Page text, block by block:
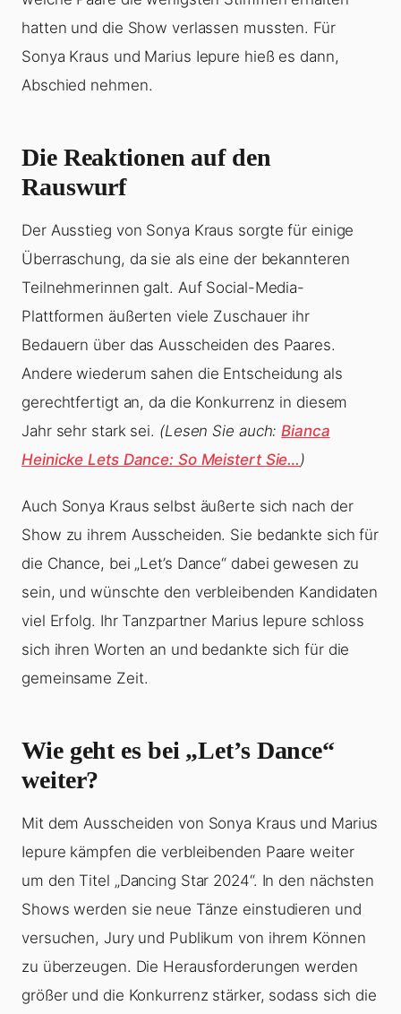
hatten und die Show verlassen mussten. Für
Sonya Kraus und Marius Iepure hieß es dann,
Abschied nehmen.
Die Reaktionen auf den
Rauswurf
Der Ausstieg von Sonya Kraus sorgte für einige
Überraschung, da sie als eine der bekannteren
Teilnehmerinnen galt. Auf Social-Media-
Plattformen äußerten viele Zuschauer ihr
Bedauern über das Ausscheiden des Paares.
Andere wiederum sahen die Entscheidung als
gerechtfertigt an, da die Konkurrenz in diesem
Jahr sehr stark sei. (Lesen Sie auch:Bianca
Heinicke Lets Dance: So Meistert Sie…)
Auch Sonya Kraus selbst äußerte sich nach der
Show zu ihrem Ausscheiden. Sie bedankte sich für
die Chance, bei „Let’s Dance“ dabei gewesen zu
sein, und wünschte den verbleibenden Kandidaten
viel Erfolg. Ihr Tanzpartner Marius Iepure schloss
sich ihren Worten an und bedankte sich für die
gemeinsame Zeit.
Wie geht es bei „Let’s Dance“
weiter?
Mit dem Ausscheiden von Sonya Kraus und Marius
Iepure kämpfen die verbleibenden Paare weiter
um den Titel „Dancing Star 2024“. In den nächsten
Shows werden sie neue Tänze einstudieren und
versuchen, Jury und Publikum von ihrem Können
zu überzeugen. Die Herausforderungen werden
größer und die Konkurrenz stärker, sodass sich die